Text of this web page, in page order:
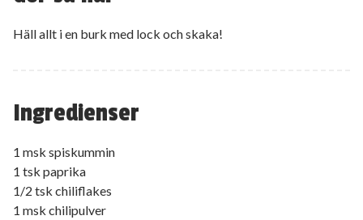
Ingredienser
1 msk spiskummin
1 tsk paprika
1/2 tsk chiliflakes
1 msk chilipulver
Häll allt i en burk med lock och skaka!